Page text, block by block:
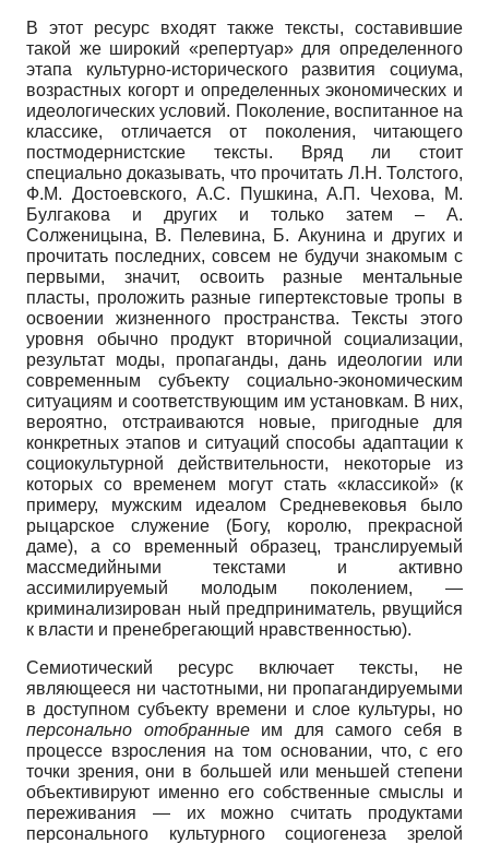
В этот ресурс входят также тексты, составившие
такой же широкий «репертуар» для определенного
этапа культурно-исторического развития социума,
возрастных когорт и определенных экономических и
идеологических условий. Поколение, воспитанное на
классике, отличается от поколения, читающего
постмодернистские тексты. Вряд ли стоит
специально доказывать, что прочитать Л.Н. Толстого,
Ф.М. Достоевского, А.С. Пушкина, А.П. Чехова, М.
Булгакова и других и только затем – А.
Солженицына, В. Пелевина, Б. Акунина и других и
прочитать последних, совсем не будучи знакомым с
первыми, значит, освоить разные ментальные
пласты, проложить разные гипертекстовые тропы в
освоении жизненного пространства. Тексты этого
уровня обычно продукт вторичной социализации,
результат моды, пропаганды, дань идеологии или
современным субъекту социально-экономическим
ситуациям и соответствующим им установкам. В них,
вероятно, отстраиваются новые, пригодные для
конкретных этапов и ситуаций способы адаптации к
социокультурной действительности, некоторые из
которых со временем могут стать «классикой» (к
примеру, мужским идеалом Средневековья было
рыцарское служение (Богу, королю, прекрасной
даме), а со временный образец, транслируемый
массмедийными текстами и активно
ассимилируемый молодым поколением, —
криминализирован ный предприниматель, рвущийся
к власти и пренебрегающий нравственностью).
Семиотический ресурс включает тексты, не
являющееся ни частотными, ни пропагандируемыми
в доступном субъекту времени и слое культуры, но
персонально отобранныеим для самого себя в
процессе взросления на том основании, что, с его
точки зрения, они в большей или меньшей степени
объективируют именно его собственные смыслы и
переживания — их можно считать продуктами
персонального культурного социогенеза зрелой